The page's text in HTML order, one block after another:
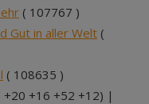
( 107767 )
Gut in aller Welt (
( 108635 )
+16 +52 +12) |